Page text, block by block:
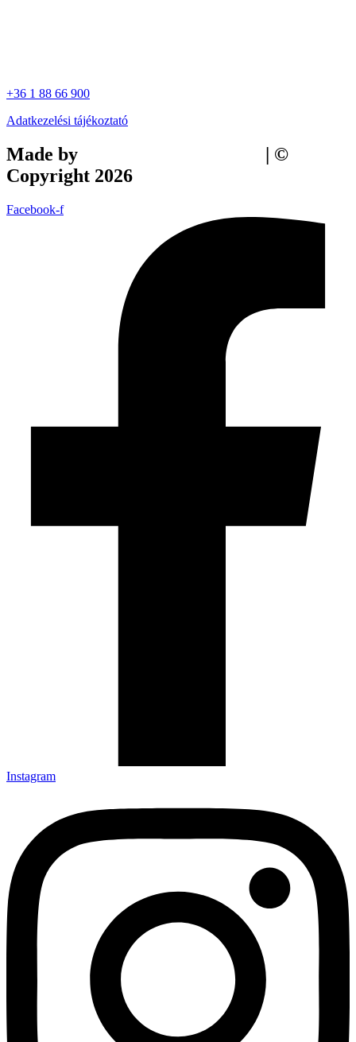
+36 1 88 66 900
Adatkezelési tájékoztató
Made by
| ©
Copyright 2026
Facebook-f
Instagram